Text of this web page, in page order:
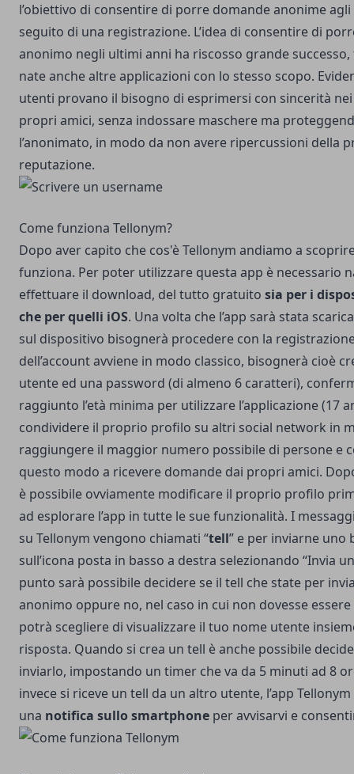
l’obiettivo di consentire di porre domande anonime
seguito di una registrazione. L’idea di consentire di
anonimo negli ultimi anni ha riscosso grande
nate anche altre applicazioni con lo stesso scopo.
utenti provano il bisogno di esprimersi con sincerità
propri amici, senza indossare maschere ma
l’anonimato, in modo da non avere ripercussioni della
reputazione.
Come funziona Tellonym?
Dopo aver capito che cos'è Tellonym andiamo a
funziona. Per poter utilizzare questa app è necessario
effettuare il download, del tutto gratuito sia per i
che per quelli iOS. Una volta che l’app sarà stata
sul dispositivo bisognerà procedere con la
dell’account avviene in modo classico, bisognerà cioè
utente ed una password (di almeno 6 caratteri),
raggiunto l’età minima per utilizzare l’applicazione (17
condividere il proprio profilo su altri social network in
raggiungere il maggior numero possibile di persone e
questo modo a ricevere domande dai propri amici.
è possibile ovviamente modificare il proprio profilo
ad esplorare l’app in tutte le sue funzionalità. I
su Tellonym vengono chiamati “tell” e per inviarne uno
sull’icona posta in basso a destra selezionando “Invia
punto sarà possibile decidere se il tell che state per
anonimo oppure no, nel caso in cui non dovesse
potrà scegliere di visualizzare il tuo nome utente
risposta. Quando si crea un tell è anche possibile
inviarlo, impostando un timer che va da 5 minuti ad 8
invece si riceve un tell da un altro utente, l’app
una notifica sullo smartphone per avvisarvi e